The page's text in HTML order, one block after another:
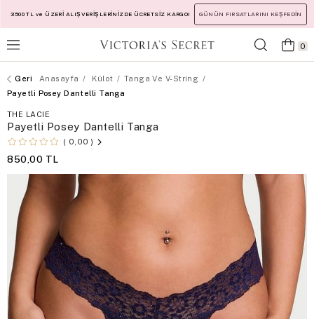
3500 TL ve ÜZERİ ALIŞVERİŞLERİNİZDE ÜCRETSİZ KARGO! GÜNÜN FIRSATLARINI KEŞFEDİN
0
Anasayfa Külot
Tanga Ve V-String
Payetli Posey Dantelli Tanga
THE LACIE
Payetli Posey Dantelli Tanga
0,00
850,00 TL